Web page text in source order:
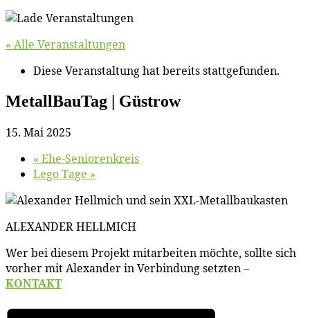
« Alle Veranstaltungen
Diese Veranstaltung hat bereits stattgefunden.
Me­tall­Bau­Tag | Güstrow
15. Mai 2025
« Ehe-Se­nio­ren­kreis
Le­go Tage »
ALEXANDER HELLMICH
Wer bei die­sem Pro­jekt mit­ar­bei­ten möch­te, soll­te sich
vor­her mit Alex­an­der in Ver­bin­dung setz­ten –
KONTAKT